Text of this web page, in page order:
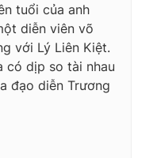
tuổi của anh
diễn viên võ
với Lý Liên Kiệt.
có dịp so tài nhau
đạo diễn Trương